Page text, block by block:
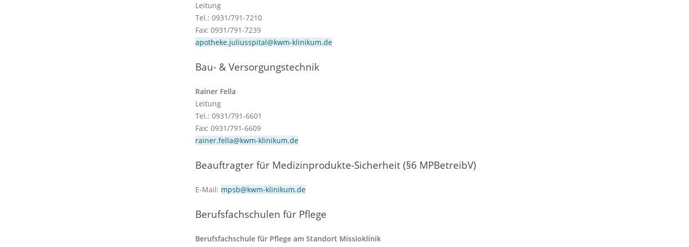
Leitung
Tel.: 0931/791-7210
Fax: 0931/791-7239
apotheke.juliusspital@kwm-klinikum.de
Bau- & Versorgungstechnik
Rainer Fella
Leitung
Tel.: 0931/791-6601
Fax: 0931/791-6609
rainer.fella@kwm-klinikum.de
Beauftragter für Medizinprodukte-Sicherheit (§6 MPBetreibV)
E-Mail: mpsb@kwm-klinikum.de
Berufsfachschulen für Pflege
Berufsfachschule für Pflege am Standort Missioklinik